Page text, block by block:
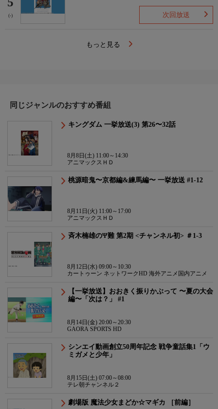
(-) 次回放送
もっと見る
同じジャンルのおすすめ番組
キングダム 一挙放送(3) 第26〜32話
8月8日(土) 11:00～14:30
アニマックスＨＤ
桃源暗鬼〜京都編&練馬編〜 一挙放送 #1-12
8月11日(火) 11:00～17:00
アニマックスＨＤ
斉木楠雄のΨ難 第2期 <チャンネル初> ＃1-3
8月12日(水) 09:00～10:30
カートゥーン ネットワークHD 海外アニメ国内アニメ
【一挙放送】おおきく振りかぶって 〜夏の大会
編〜「次は？」 #1
8月14日(金) 20:00～20:30
GAORA SPORTS HD
シンエイ動画創立50周年記念 戦争童話集1「ウ
ミガメと少年」
8月15日(土) 07:00～08:00
テレ朝チャンネル２
劇場版 魔法少女まどか☆マギカ ［前編］